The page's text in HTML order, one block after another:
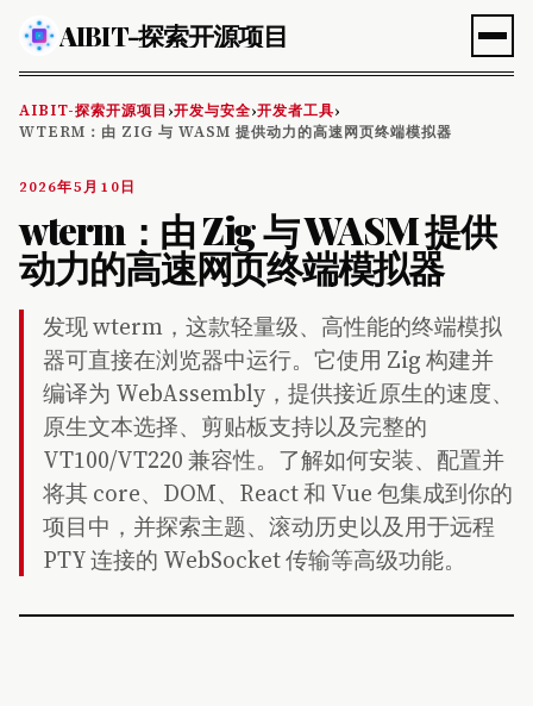
AIBIT-探索开源项目
AIBIT-探索开源项目 ›开发与安全›开发者工具›
WTERM：由 ZIG 与 WASM 提供动力的高速网页终端模拟器
2026年5月10日
wterm：由 Zig 与 WASM 提供
动力的高速网页终端模拟器
发现 wterm，这款轻量级、高性能的终端模拟
器可直接在浏览器中运行。它使用 Zig 构建并
编译为 WebAssembly，提供接近原生的速度、
原生文本选择、剪贴板支持以及完整的
VT100/VT220 兼容性。了解如何安装、配置并
将其 core、DOM、React 和 Vue 包集成到你的
项目中，并探索主题、滚动历史以及用于远程
PTY 连接的 WebSocket 传输等高级功能。